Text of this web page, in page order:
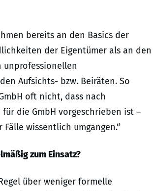
bereits an den Basics der
der Eigentümer als an den
unprofessionellen
Aufsichts- bzw. Beiräten. So
oft nicht, dass nach
die GmbH vorgeschrieben ist –
wissentlich umgangen.“
zum Einsatz?
über weniger formelle